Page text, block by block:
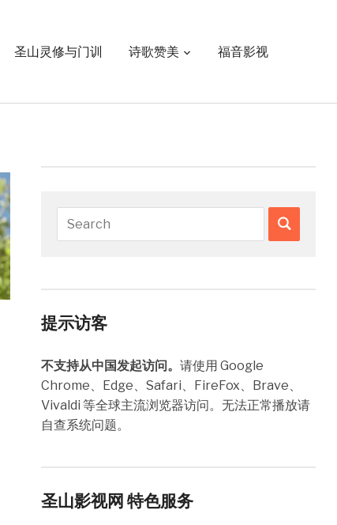
圣山灵修与门训 诗歌赞美 福音影视
提示访客
不支持从中国发起访问。 请使用 Google
Chrome、Edge、Safari、FireFox、Brave、
Vivaldi 等全球主流浏览器访问。无法正常播放请
自查系统问题。
圣山影视网 特色服务